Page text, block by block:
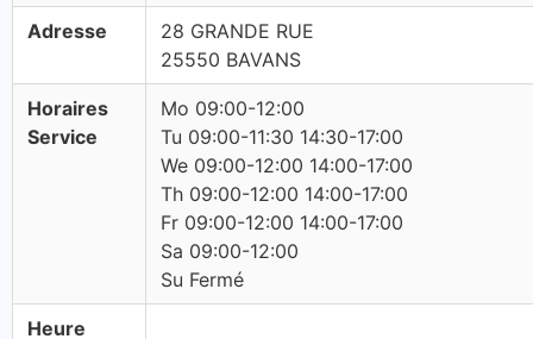
Adresse
28 GRANDE RUE
25550 BAVANS
Horaires
Service
Mo 09:00-12:00
Tu 09:00-11:30 14:30-17:00
We 09:00-12:00 14:00-17:00
Th 09:00-12:00 14:00-17:00
Fr 09:00-12:00 14:00-17:00
Sa 09:00-12:00
Su Fermé
Heure